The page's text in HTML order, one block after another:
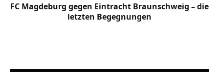
FC Magdeburg gegen Eintracht Braunschweig – die
letzten Begegnungen